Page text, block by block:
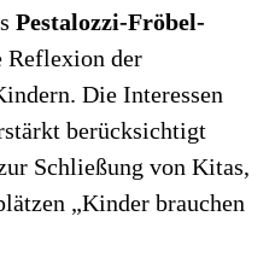
Pestalozzi-Fröbel-
Reflexion der
Die Interessen
berücksichtigt
Schließung von Kitas,
„Kinder brauchen